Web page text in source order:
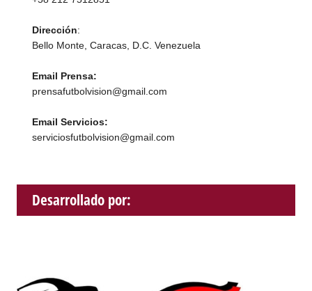
Dirección:
Bello Monte, Caracas, D.C. Venezuela
Email Prensa:
prensafutbolvision@gmail.com
Email Servicios:
serviciosfutbolvision@gmail.com
Desarrollado por: